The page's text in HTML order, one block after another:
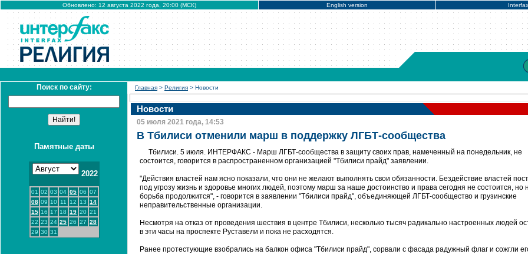
Обновлено: 12 августа 2022 года, 20:00 (МСК) English version
Поиск по сайту:
Памятные даты
2022
01 02 03 04 05 06 07
08 09 10 11 12 13 14
15 16 17 18 19 20 21
22 23 24 25 26 27 28
29 30 31
Главная > Религия > Новости
Новости
05 июля 2021 года, 14:53
В Тбилиси отменили марш в поддержку ЛГБТ-сообщества
Тбилиси. 5 июля. ИНТЕРФАКС - Марш ЛГБТ-сообщества в защиту своих прав, намеченный на понедельник, не
состоится, говорится в распространенном организацией "Тбилиси прайд" заявлении.
"Действия властей нам ясно показали, что они не желают выполнять свои обязанности. Бездействие властей
под угрозу жизнь и здоровье многих людей, поэтому марш за наше достоинство и права сегодня не состоится, но
борьба продолжится", - говорится в заявлении "Тбилиси прайд", объединяющей ЛГБТ-сообщество и грузинские
неправительственные организации.
Несмотря на отказ от проведения шествия в центре Тбилиси, несколько тысяч радикально настроенных людей
в эти часы на проспекте Руставели и пока не расходятся.
Ранее протестующие взобрались на балкон офиса "Тбилиси прайд", сорвали с фасада радужный флаг и сожгли